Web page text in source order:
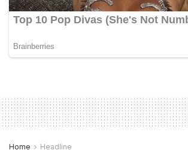
Home Headline